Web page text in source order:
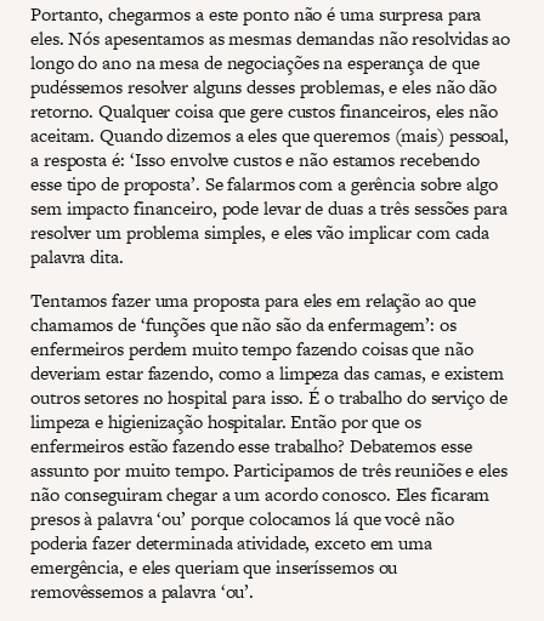
Portanto, chegarmos a este ponto não é uma surpresa para
eles. Nós apesentamos as mesmas demandas não resolvidas ao
longo do ano na mesa de negociações na esperança de que
pudéssemos resolver alguns desses problemas, e eles não dão
retorno. Qualquer coisa que gere custos financeiros, eles não
aceitam. Quando dizemos a eles que queremos (mais) pessoal,
a resposta é: ‘Isso envolve custos e não estamos recebendo
esse tipo de proposta’. Se falarmos com a gerência sobre algo
sem impacto financeiro, pode levar de duas a três sessões para
resolver um problema simples, e eles vão implicar com cada
palavra dita.
Tentamos fazer uma proposta para eles em relação ao que
chamamos de ‘funções que não são da enfermagem’: os
enfermeiros perdem muito tempo fazendo coisas que não
deveriam estar fazendo, como a limpeza das camas, e existem
outros setores no hospital para isso. É o trabalho do serviço de
limpeza e higienização hospitalar. Então por que os
enfermeiros estão fazendo esse trabalho? Debatemos esse
assunto por muito tempo. Participamos de três reuniões e eles
não conseguiram chegar a um acordo conosco. Eles ficaram
presos à palavra ‘ou’ porque colocamos lá que você não
poderia fazer determinada atividade, exceto em uma
emergência, e eles queriam que inseríssemos ou
removêssemos a palavra ‘ou’.